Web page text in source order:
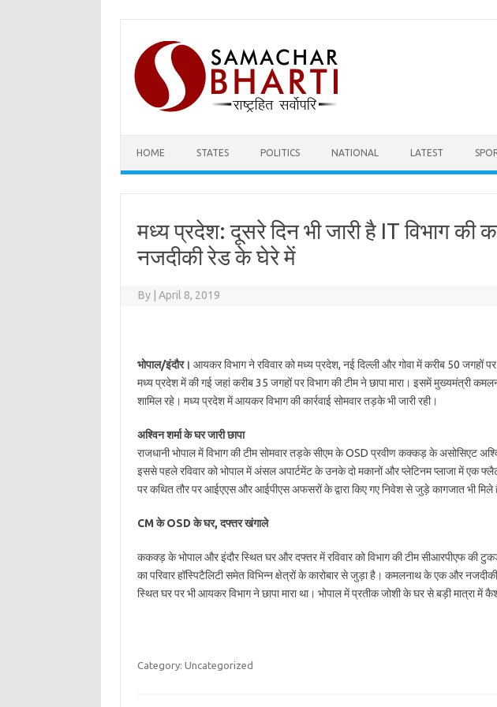
content
HOME STATES POLITICS NATIONAL LATEST
मध्य प्रदेश: दूसरे दिन भी जारी है IT विभाग की
नजदीकी रेड के घेरे में
By April 8, 2019
भोपाल/इंदौर। आयकर विभाग ने रविवार को मध्य प्रदेश, नई दिल्ली और गोवा में करीब 50 जगहों
मध्य प्रदेश में की गई जहां करीब 35 जगहों पर विभाग की टीम ने छापा मारा। इसमें मुख्यमंत्री
शामिल रहे। मध्य प्रदेश में आयकर विभाग की कार्रवाई सोमवार तड़के भी जारी रही।
अश्विन शर्मा के घर जारी छापा
राजधानी भोपाल में विभाग की टीम सोमवार तड़के सीएम के OSD प्रवीण कक्कड़ के असोसिएट
इससे पहले रविवार को भोपाल में अंसल अपार्टमेंट के उनके दो मकानों और प्‍लेटिनम प्‍लाजा में एक
पर कथित तौर पर आईएएस और आईपीएस अफसरों के द्वारा किए गए निवेश से जुड़े कागजात भी मिले
CM के OSD के घर, दफ्तर खंगाले
ककक्ड़ के भोपाल और इंदौर स्थित घर और दफ्तर में रविवार को विभाग की टीम सीआरपीएफ की
का परिवार हॉस्पिटैलिटी समेत विभिन्न क्षेत्रों के कारोबार से जुड़ा है। कमलनाथ के एक और
स्थित घर पर भी आयकर विभाग ने छापा मारा था। भोपाल में प्रतीक जोशी के घर से बड़ी मात्रा में
Category: Uncategorized